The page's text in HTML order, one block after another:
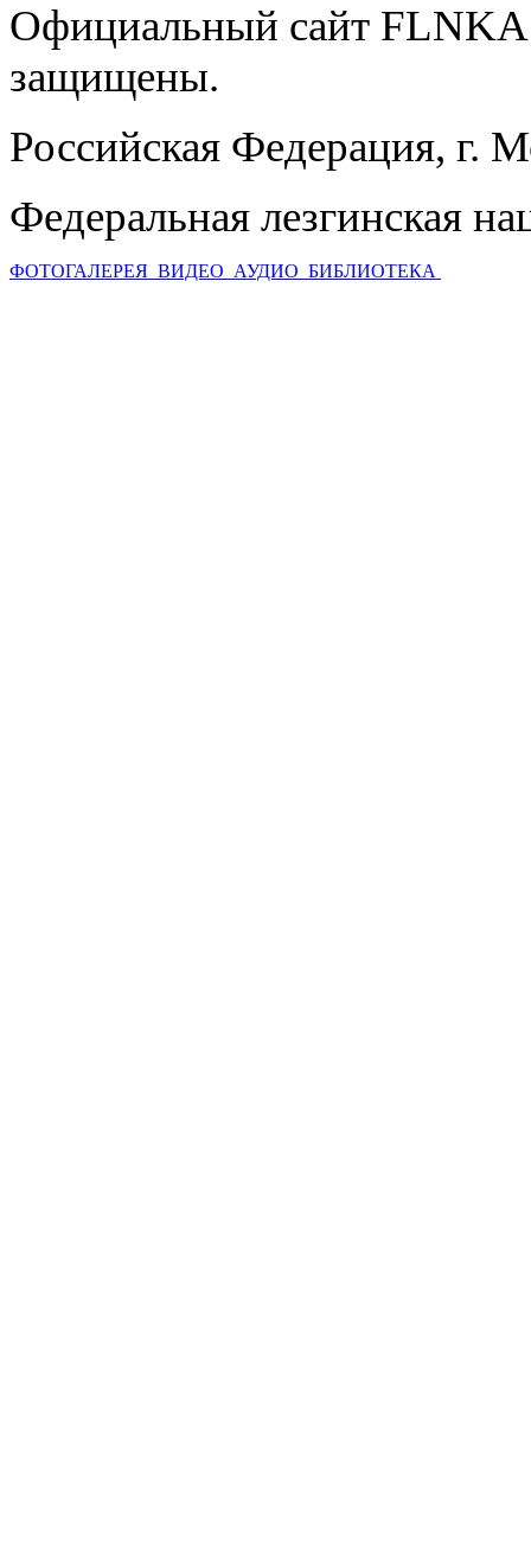
Официальный сайт
защищены.
Российская Федерация, г.
Федеральная лезгинская
ФОТОГАЛЕРЕЯ ВИДЕО АУДИО БИБЛИОТЕКА